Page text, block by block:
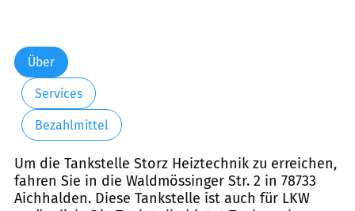
Über
Services
Bezahlmittel
Um die Tankstelle Storz Heiztechnik zu erreichen,
fahren Sie in die Waldmössinger Str. 2 in 78733
Aichhalden. Diese Tankstelle ist auch für LKW